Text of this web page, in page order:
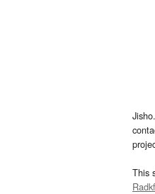
This